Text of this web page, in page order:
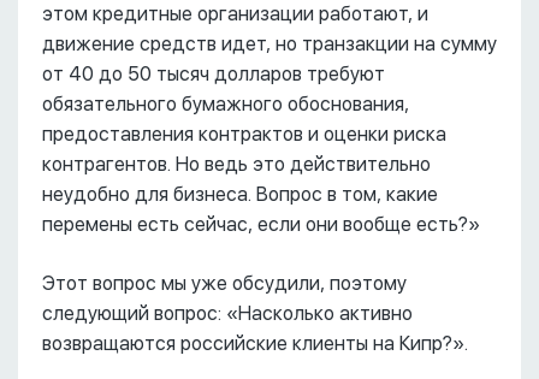
этом кредитные организации работают, и
движение средств идет, но транзакции на сумму
от 40 до 50 тысяч долларов требуют
обязательного бумажного обоснования,
предоставления контрактов и оценки риска
контрагентов. Но ведь это действительно
неудобно для бизнеса. Вопрос в том, какие
перемены есть сейчас, если они вообще есть?»
Этот вопрос мы уже обсудили, поэтому
следующий вопрос: «Насколько активно
возвращаются российские клиенты на Кипр?».